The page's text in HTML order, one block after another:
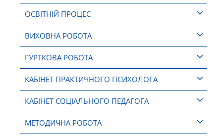
ОСВІТНІЙ ПРОЦЕС
ВИХОВНА РОБОТА
ГУРТКОВА РОБОТА
КАБІНЕТ ПРАКТИЧНОГО ПСИХОЛОГА
КАБІНЕТ СОЦІАЛЬНОГО ПЕДАГОГА
МЕТОДИЧНА РОБОТА